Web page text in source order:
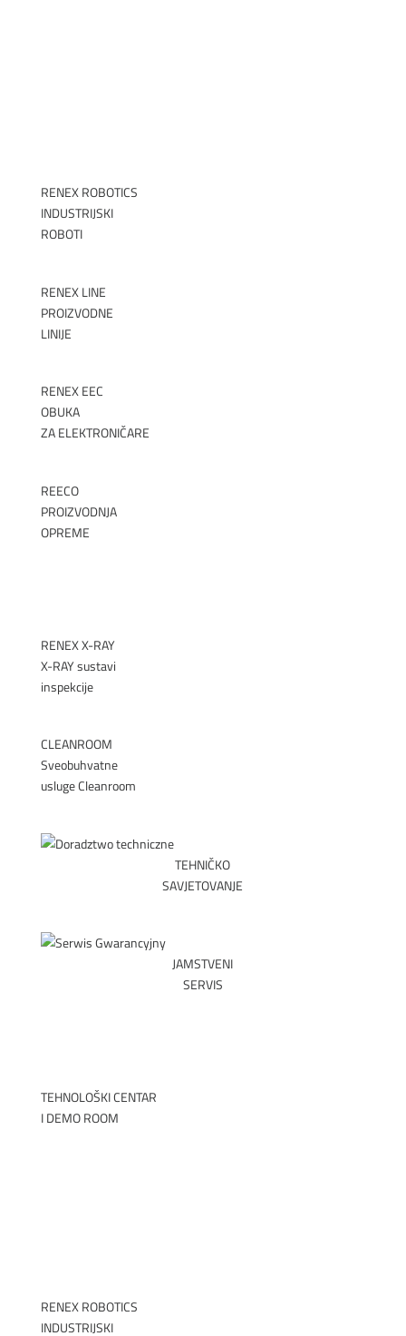
RENEX ROBOTICS
INDUSTRIJSKI
ROBOTI
RENEX LINE
PROIZVODNE
LINIJE
RENEX EEC
OBUKA
ZA ELEKTRONIČARE
REECO
PROIZVODNJA
OPREME
RENEX X-RAY
X-RAY sustavi
inspekcije
CLEANROOM
Sveobuhvatne
usluge Cleanroom
TEHNIČKO
SAVJETOVANJE
JAMSTVENI
SERVIS
TEHNOLOŠKI CENTAR
I DEMO ROOM
RENEX ROBOTICS
INDUSTRIJSKI